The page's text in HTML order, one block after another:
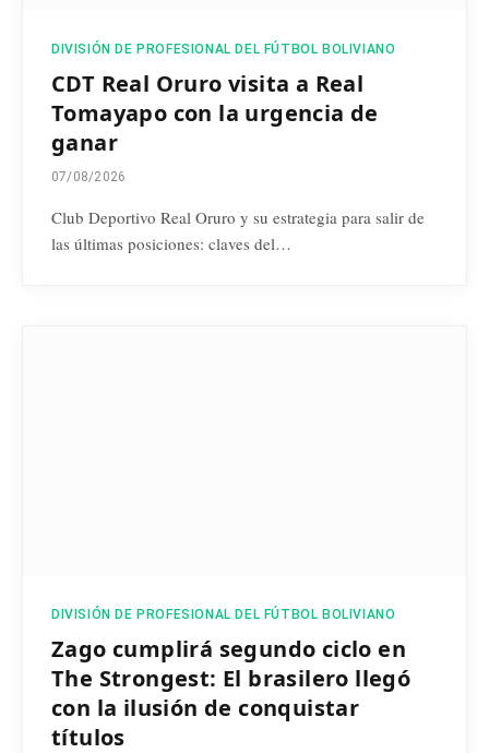
DIVISIÓN DE PROFESIONAL DEL FÚTBOL BOLIVIANO
CDT Real Oruro visita a Real
Tomayapo con la urgencia de
ganar
07/08/2026
Club Deportivo Real Oruro y su estrategia para salir de
las últimas posiciones: claves del…
DIVISIÓN DE PROFESIONAL DEL FÚTBOL BOLIVIANO
Zago cumplirá segundo ciclo en
The Strongest: El brasilero llegó
con la ilusión de conquistar
títulos